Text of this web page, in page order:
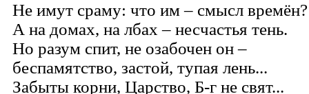
Не имут сраму: что им – смысл
А на домах, на лбах – несчастья тень.
Но разум спит, не озабочен он –
беспамятство, застой, тупая лень...
Забыты корни, Царство, Б-г не свят...